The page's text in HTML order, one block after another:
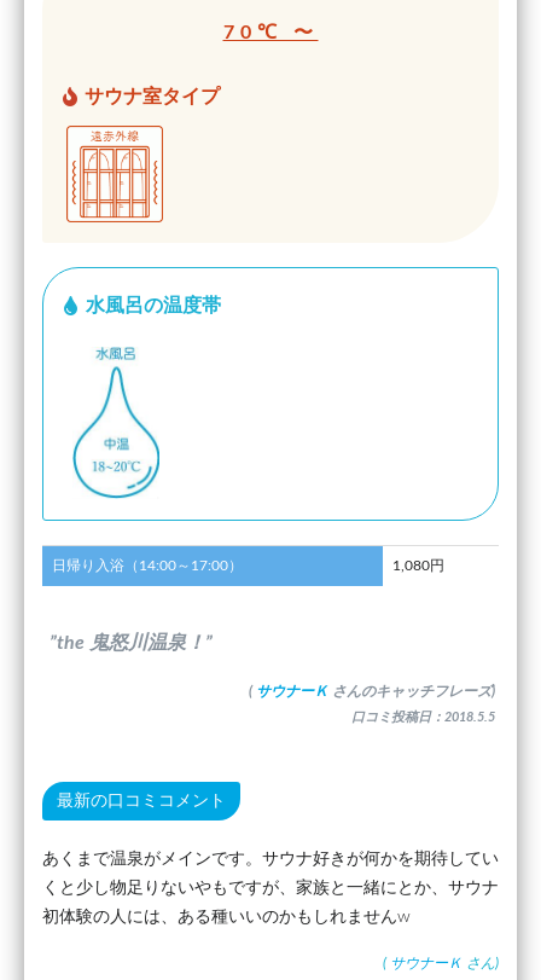
70℃ 〜
サウナ室タイプ
水風呂の温度帯
日帰り入浴（14:00～17:00） 1,080円
”the 鬼怒川温泉！”
( サウナーＫ さんのキャッチフレーズ)
口コミ投稿日：2018.5.5
最新の口コミコメント
あくまで温泉がメインです。サウナ好きが何かを期待してい
くと少し物足りないやもですが、家族と一緒にとか、サウナ
初体験の人には、ある種いいのかもしれませんw
( サウナーＫ さん)